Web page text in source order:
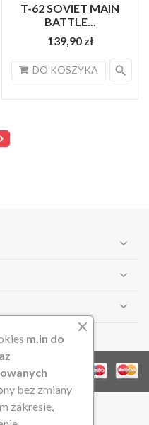
T-62 SOVIET MAIN
BATTLE...
139,90 zł
DO KOSZYKA search
expand_more
expand_more
expand_more
m.in do
bez zmiany
zakresie,